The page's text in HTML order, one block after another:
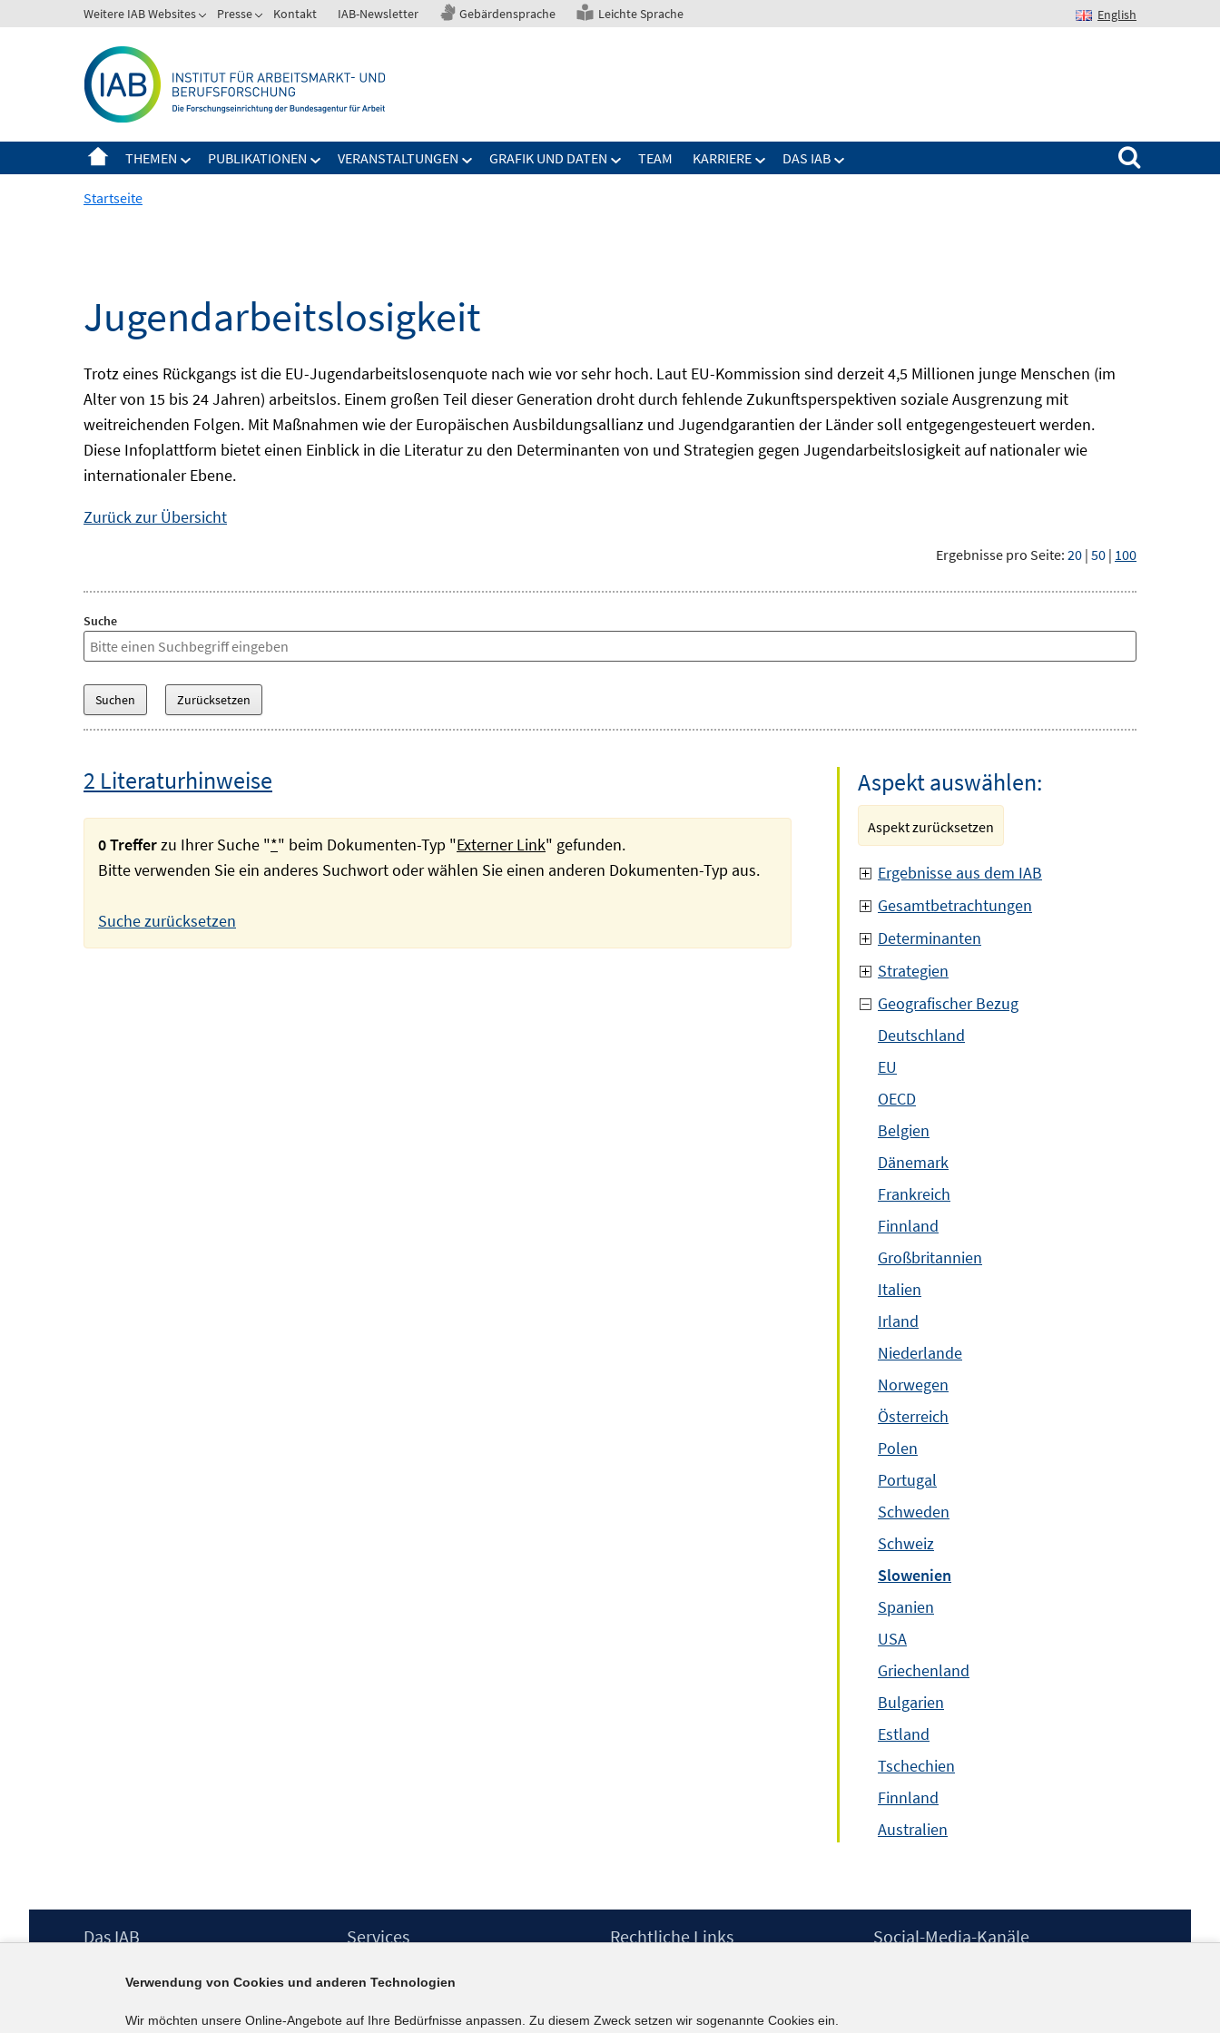
zum
Weitere IAB Websites Presse Kontakt IAB-Newsletter Gebärdensprache Leichte Sprache English
THEMEN PUBLIKATIONEN VERANSTALTUNGEN GRAFIK UND DATEN TEAM KARRIERE DAS IAB
Suchen nach:
Startseite
Jugendarbeitslosigkeit
Trotz eines Rückgangs ist die EU-Jugendarbeitslosenquote nach wie vor sehr hoch. Laut EU-Kommission sind derzeit 4,5 Millionen junge Menschen (im
Alter von 15 bis 24 Jahren) arbeitslos. Einem großen Teil dieser Generation droht durch fehlende Zukunftsperspektiven soziale Ausgrenzung mit
weitreichenden Folgen. Mit Maßnahmen wie der Europäischen Ausbildungsallianz und Jugendgarantien der Länder soll entgegengesteuert werden.
Diese Infoplattform bietet einen Einblick in die Literatur zu den Determinanten von und Strategien gegen Jugendarbeitslosigkeit auf nationaler wie
internationaler Ebene.
Zurück zur Übersicht
Ergebnisse pro Seite: 20 | 50 | 100
Suche
2 Literaturhinweise
0 Trefferzu Ihrer Suche "*" beim Dokumenten-Typ "Externer Link" gefunden.
Bitte verwenden Sie ein anderes Suchwort oder wählen Sie einen anderen Dokumenten-Typ aus.
Suche zurücksetzen
Aspekt auswählen:
Aspekt zurücksetzen
Ergebnisse aus dem IAB
Gesamtbetrachtungen
Determinanten
Strategien
Geografischer Bezug
Deutschland
EU
OECD
Belgien
Dänemark
Frankreich
Finnland
Großbritannien
Italien
Irland
Niederlande
Norwegen
Österreich
Polen
Portugal
Schweden
Schweiz
Slowenien
Spanien
USA
Griechenland
Bulgarien
Estland
Tschechien
Finnland
Australien
Footer
Das IAB
Berufsforschung (IAB) – unser Leitbild
Institutsleitung
Services
IAB-Newsletter
Kontakt
Rechtliche Links
Erklärung zur Barrierefreiheit
Social-Media-Kanäle
Verwendung von Cookies und anderen Technologien
Wir möchten unsere Online-Angebote auf Ihre Bedürfnisse anpassen. Zu diesem Zweck setzen wir sogenannte Cookies ein.